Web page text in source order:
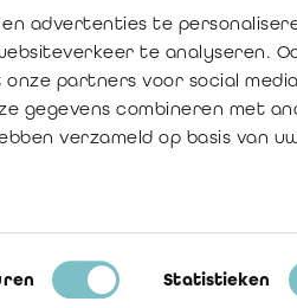
advertenties te
te analyseren.
partners voor social
gegevens combineren met
verzameld op basis van
Statistieken
de confiance
Publications
La profession